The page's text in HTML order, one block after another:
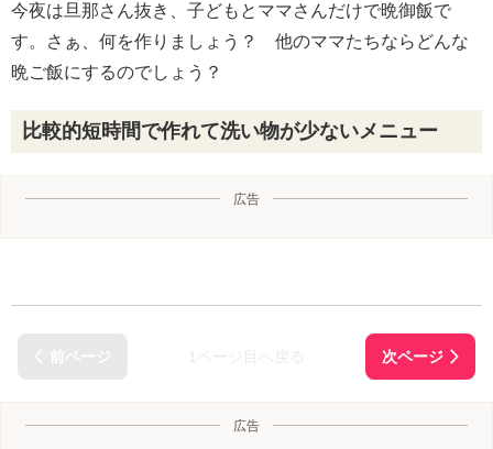
今夜は旦那さん抜き、子どもとママさんだけで晩御飯で
す。さぁ、何を作りましょう？ 他のママたちならどんな
晩ご飯にするのでしょう？
比較的短時間で作れて洗い物が少ないメニュー
広告
広告